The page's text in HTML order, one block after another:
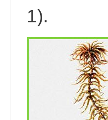
1).